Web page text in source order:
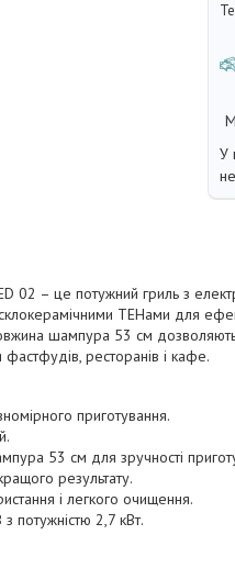
У
02 – це потужний гриль з
ТЕНами для
шампура 53 см дозволяють
фастфудів, ресторанів і кафе.
приготування.
53 см для зручності
результату.
і легкого очищення.
потужністю 2,7 кВт.